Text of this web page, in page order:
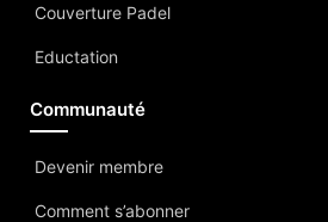
Couverture Padel
Eductation
Communauté
Devenir membre
Comment s’abonner